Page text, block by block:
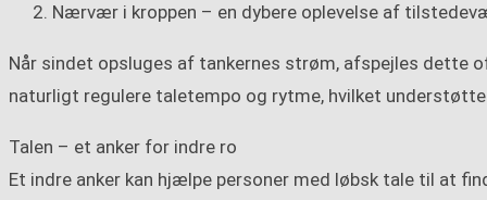
Nærvær i kroppen – en dybere oplevelse af
Når sindet opsluges af tankernes strøm, afspejles dette
naturligt regulere taletempo og rytme, hvilket
Talen – et anker for indre ro
Et indre anker kan hjælpe personer med løbsk tale til at